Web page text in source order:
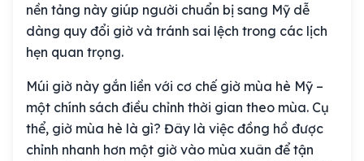
nền tảng này giúp người chuẩn bị sang Mỹ dễ
dàng quy đổi giờ và tránh sai lệch trong các lịch
hẹn quan trọng.
Múi giờ này gắn liền với cơ chế giờ mùa hè Mỹ –
một chính sách điều chỉnh thời gian theo mùa. Cụ
thể, giờ mùa hè là gì? Đây là việc đồng hồ được
chỉnh nhanh hơn một giờ vào mùa xuân để tận